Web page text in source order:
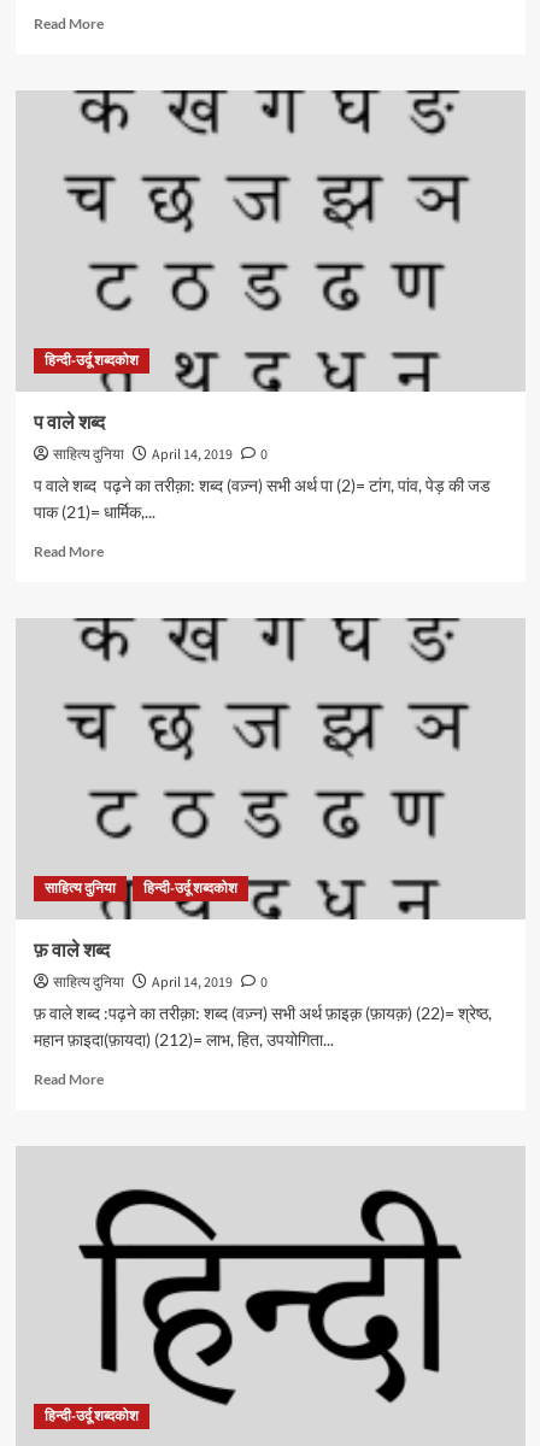
Read MoreRead
इ
और
ई
शब्द
हिन्दी-उर्दू शब्दकोश
प वाले शब्द
साहित्य दुनिया April 14, 2019
0
प वाले शब्द पढ़ने का तरीक़ा: शब्द (वज़्न) सभी अर्थ पा (2)= टांग, पांव, पेड़ की जड
पाक (21)= धार्मिक,...
Read MoreRead
प
वाले
शब्द
साहित्य दुनिया हिन्दी-उर्दू शब्दकोश
फ़ वाले शब्द
साहित्य दुनिया April 14, 2019
0
फ़ वाले शब्द :पढ़ने का तरीक़ा: शब्द (वज़्न) सभी अर्थ फ़ाइक़ (फ़ायक़) (22)= श्रेष्ठ,
महान फ़ाइदा(फ़ायदा) (212)= लाभ, हित, उपयोगिता...
Read MoreRead
फ़
शब्द
हिन्दी-उर्दू शब्दकोश